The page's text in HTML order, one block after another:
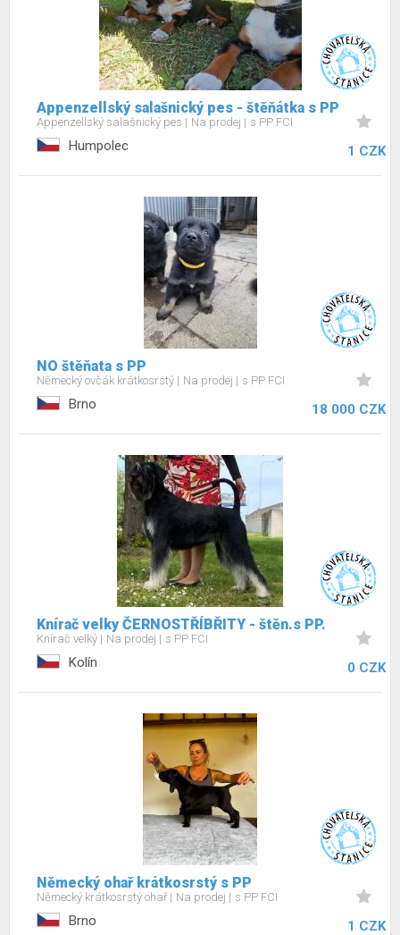
Appenzellský salašnický pes - štěňátka s PP
Appenzellský salašnický pes Na prodej s PP FCI
Humpolec 1 CZK
NO štěňata s PP
Německý ovčák krátkosrstý Na prodej s PP FCI
Brno 18 000 CZK
Knírač velky ČERNOSTŘÍBŘITY - štěn.s PP.
Knírač velký Na prodej s PP FCI
Kolín 0 CZK
Německý ohař krátkosrstý s PP
Německý krátkosrstý ohař Na prodej s PP FCI
Brno 1 CZK